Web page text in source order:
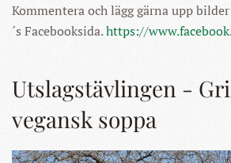
Kommentera och lägg gärna upp
´s Facebooksida.https://
Utslagstävlingen -
vegansk soppa